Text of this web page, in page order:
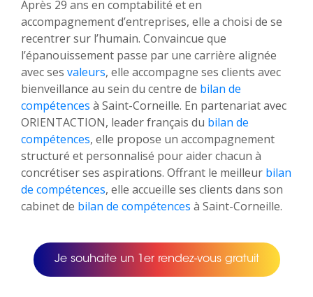
Après 29 ans en comptabilité et en
accompagnement d’entreprises, elle a choisi de se
recentrer sur l’humain. Convaincue que
l’épanouissement passe par une carrière alignée
avec ses valeurs, elle accompagne ses clients avec
bienveillance au sein du centre de bilan de
compétences à Saint-Corneille. En partenariat avec
ORIENTACTION, leader français du bilan de
compétences, elle propose un accompagnement
structuré et personnalisé pour aider chacun à
concrétiser ses aspirations. Offrant le meilleur bilan
de compétences, elle accueille ses clients dans son
cabinet de bilan de compétences à Saint-Corneille.
Je souhaite un 1er rendez-vous gratuit